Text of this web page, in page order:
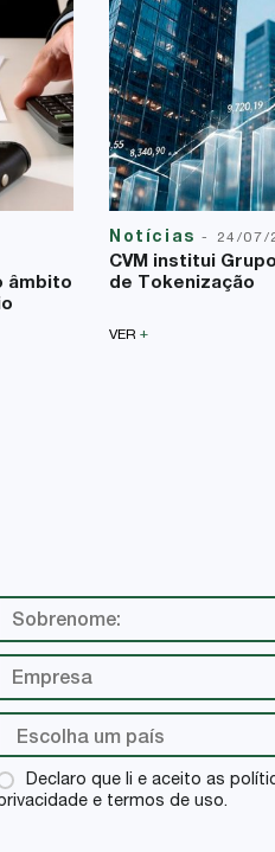
âmbito
Notícias- 24/07/
CVM institui
de Tokenização
VER +
Declaro que li e aceito as
privacidade e termos de uso.